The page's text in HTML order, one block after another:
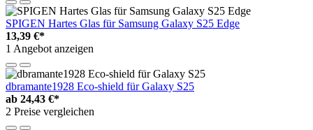
SPIGEN Hartes Glas für Samsung Galaxy S25 Edge
13,39 €*
1 Angebot anzeigen
dbramante1928 Eco-shield für Galaxy S25
ab 24,43 €*
2 Preise vergleichen